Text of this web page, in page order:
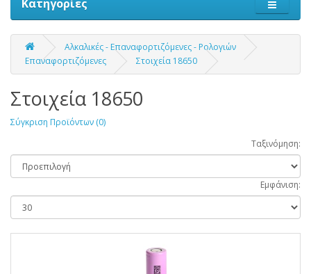
Κατηγορίες
Αλκαλικές - Επαναφορτιζόμενες - Ρολογιών
Επαναφορτιζόμενες
Στοιχεία 18650
Στοιχεία 18650
Σύγκριση Προϊόντων (0)
Ταξινόμηση:
Εμφάνιση: